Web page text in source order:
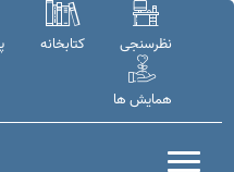
نظرسنجی کتابخانه
همایش ها